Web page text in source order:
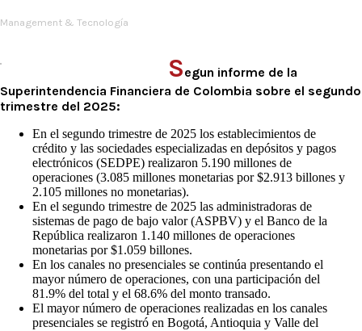
Management & Tecnología
Segun informe de la
Superintendencia Financiera de Colombia sobre el segundo
trimestre del 2025:
En el segundo trimestre de 2025 los establecimientos de
crédito y las sociedades especializadas en depósitos y pagos
electrónicos (SEDPE) realizaron 5.190 millones de
operaciones (3.085 millones monetarias por $2.913 billones y
2.105 millones no monetarias).
En el segundo trimestre de 2025 las administradoras de
sistemas de pago de bajo valor (ASPBV) y el Banco de la
República realizaron 1.140 millones de operaciones
monetarias por $1.059 billones.
En los canales no presenciales se continúa presentando el
mayor número de operaciones, con una participación del
81.9% del total y el 68.6% del monto transado.
El mayor número de operaciones realizadas en los canales
presenciales se registró en Bogotá, Antioquia y Valle del